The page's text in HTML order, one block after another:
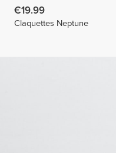
€19.99
Claquettes Neptune